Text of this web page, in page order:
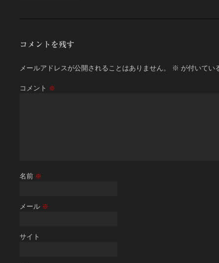
コメントを残す
メールアドレスが公開されることはありません。 ※ が付いてい
コメント ※
名前 ※
メール ※
サイト